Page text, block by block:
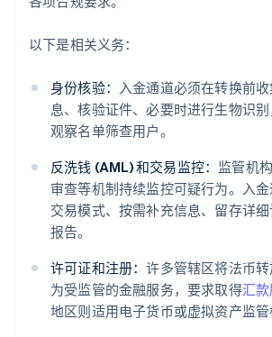
以下是相关义务：
身份核验： 入金通道必须在转换前
息、核验证件、必要时进行生物识
观察名单筛查用户。
反洗钱 (AML) 和交易监控： 监管机
审查等机制持续监控可疑行为。入
交易模式、按需补充信息、留存详
报告。
许可证和注册：许多管辖区将法币
为受监管的金融服务，要求取得汇
地区则适用电子货币或虚拟资产监管